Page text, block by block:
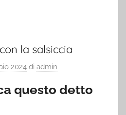
la salsiccia
2024 di admin
questo detto